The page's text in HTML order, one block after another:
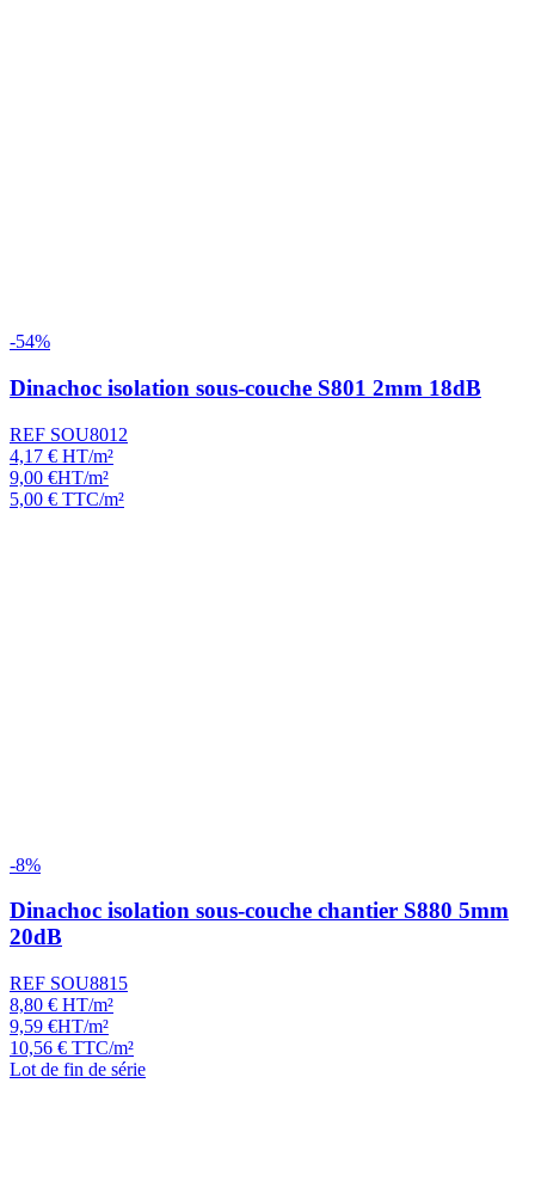
-54%
Dinachoc isolation sous-couche S801 2mm 18dB
REF SOU8012
4,17 € HT/m²
9,00 €HT/m²
5,00 € TTC/m²
-8%
Dinachoc isolation sous-couche chantier S880 5mm
20dB
REF SOU8815
8,80 € HT/m²
9,59 €HT/m²
10,56 € TTC/m²
Lot de fin de série